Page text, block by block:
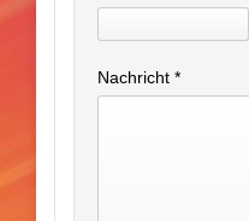
Nachricht *